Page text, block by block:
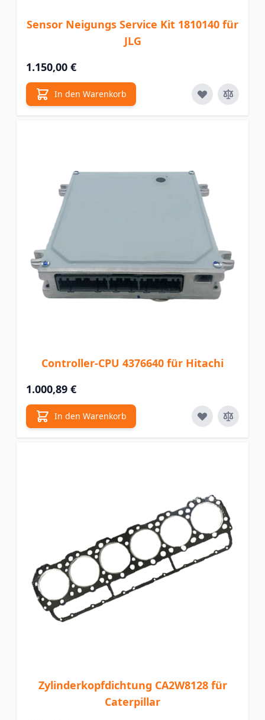
Sensor Neigungs Service Kit 1810140 für
JLG
1.150,00 €
In den Warenkorb
Controller-CPU 4376640 für Hitachi
1.000,89 €
In den Warenkorb
Zylinderkopfdichtung CA2W8128 für
Caterpillar